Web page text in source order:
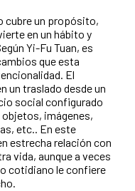
cubre un propósito,
en un hábito y
Yi-Fu Tuan, es
que esta
El
un traslado desde un
social configurado
imágenes,
etc.. En este
estrecha relación con
vida, aunque a veces
cotidiano le confiere